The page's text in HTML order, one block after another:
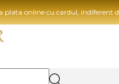
online cu cardul, indiferent
BIJUTERII